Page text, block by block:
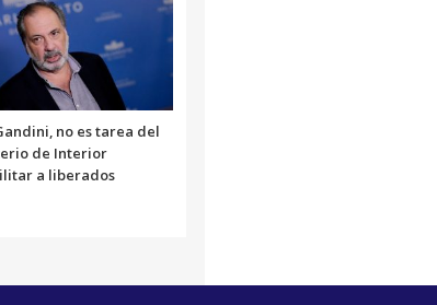
no es tarea del
de Interior
a liberados